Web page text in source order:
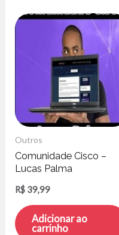
Outros
Comunidade Cisco –
Lucas Palma
R$ 39,99
Adicionar ao
carrinho